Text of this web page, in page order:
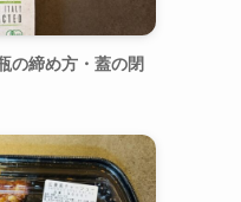
の締め方・蓋の閉